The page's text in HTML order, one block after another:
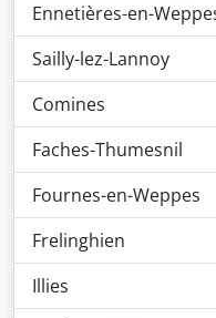
Ennetières-en-
Sailly-lez-Lannoy
Comines
Faches-Thumesnil
Fournes-en-Weppes
Frelinghien
Illies